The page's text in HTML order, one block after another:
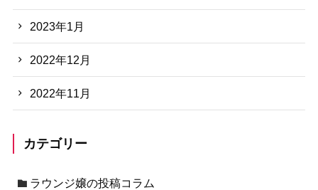
2023年1月
2022年12月
2022年11月
カテゴリー
ラウンジ嬢の投稿コラム